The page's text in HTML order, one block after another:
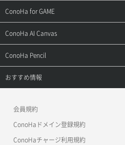
用語集
お問い合わせ
お乗り換えガイド
よくある質問
ご利用ガイド
APIドキュメントVPS2.0
APIドキュメントVPS3.0
サポートトップ
ご利用ガイド
APIドキュメントVPS2.0
APIドキュメントVPS3.0
ConoHa for GAME
サポートトップ
ご利用ガイド
ConoHa AI Canvas
サポートトップ
ご利用ガイド
ConoHa Pencil
サポートトップ
おすすめ情報
美雲このは徹底ガイド
会員規約
ConoHaドメイン登録規約
ConoHaチャージ利用規約